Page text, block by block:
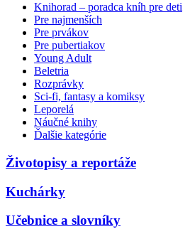
Knihorad – poradca kníh pre deti
Pre najmenších
Pre prvákov
Pre pubertiakov
Young Adult
Beletria
Rozprávky
Sci-fi, fantasy a komiksy
Leporelá
Náučné knihy
Ďalšie kategórie
Životopisy a reportáže
Kuchárky
Učebnice a slovníky